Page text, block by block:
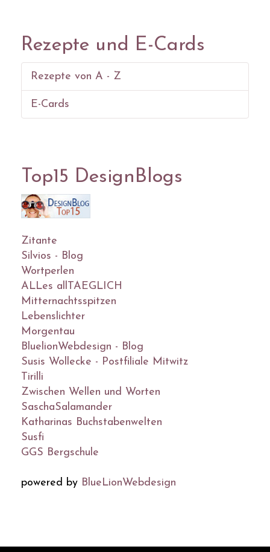
Rezepte und E-Cards
Rezepte von A - Z
E-Cards
Top15 DesignBlogs
Zitante
Silvios - Blog
Wortperlen
ALLes allTAEGLICH
Mitternachtsspitzen
Lebenslichter
Morgentau
BluelionWebdesign - Blog
Susis Wollecke - Postfiliale Mitwitz
Tirilli
Zwischen Wellen und Worten
SaschaSalamander
Katharinas Buchstabenwelten
Susfi
GGS Bergschule
powered by BlueLionWebdesign